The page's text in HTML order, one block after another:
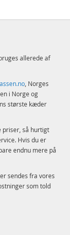
allerede af
, Norges
i Norge og
største kæder
priser, så hurtigt
Hvis du er
endnu mere på
sendes fra vores
som told